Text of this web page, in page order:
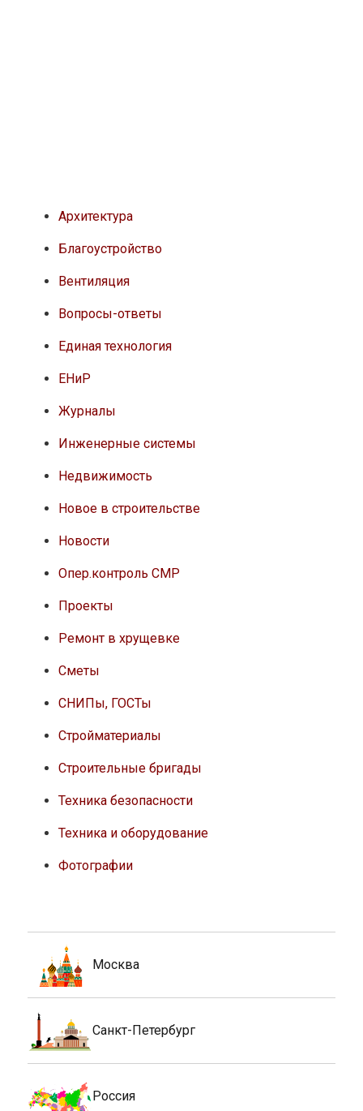
Архитектура
Благоустройство
Вентиляция
Вопросы-ответы
Единая технология
ЕНиР
Журналы
Инженерные системы
Недвижимость
Новое в строительстве
Новости
Опер.контроль СМР
Проекты
Ремонт в хрущевке
Сметы
СНИПы, ГОСТы
Стройматериалы
Строительные бригады
Техника безопасности
Техника и оборудование
Фотографии
Москва
Санкт-Петербург
Россия